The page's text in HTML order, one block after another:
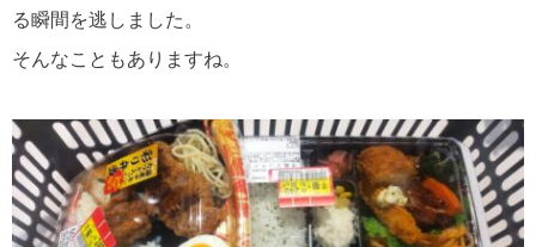
る瞬間を逃しました。⁡
⁡そんなこともありますね。⁡